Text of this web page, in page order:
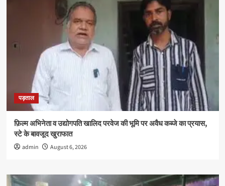
पड़ताल
फ़िल्म अभिनेता व उद्योगपति खालिद परवेज की भूमि पर अवैध कब्जे का प्रयास,
स्टे के बावजूद खुराफात
admin August 6, 2026